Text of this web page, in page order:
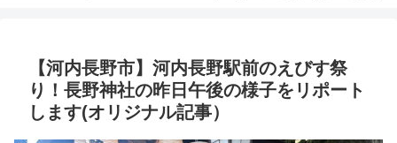
【河内長野市】河内長野駅前のえびす祭
り！長野神社の昨日午後の様子をリポート
します(オリジナル記事）